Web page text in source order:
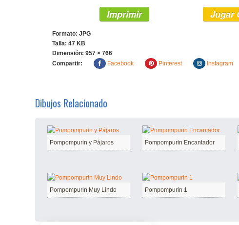
Imprimir Jugar
Formato: JPG
Talla: 47 KB
Dimensión: 957 × 766
Compartir:
Facebook Pinterest Instagram
Dibujos Relacionado
Pompompurin y Pájaros Pompompurin Encantador
Pompompurin Muy Lindo Pompompurin 1